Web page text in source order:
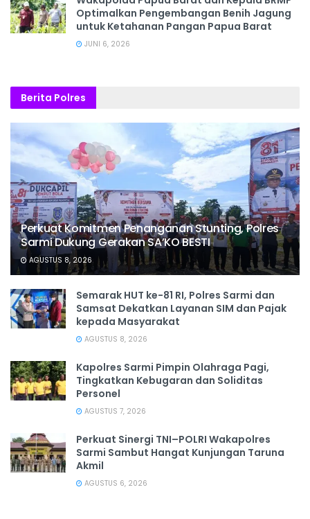
Optimalkan Pengembangan Benih Jagung
untuk Ketahanan Pangan Papua Barat
JUNI 6, 2026
Berita Polres
Perkuat Komitmen Penanganan Stunting, Polres
Sarmi Dukung Gerakan SA’KO BESTI
AGUSTUS 8, 2026
Semarak HUT ke-81 RI, Polres Sarmi dan
Samsat Dekatkan Layanan SIM dan Pajak
kepada Masyarakat
AGUSTUS 8, 2026
Kapolres Sarmi Pimpin Olahraga Pagi,
Tingkatkan Kebugaran dan Soliditas
Personel
AGUSTUS 7, 2026
Perkuat Sinergi TNI–POLRI Wakapolres
Sarmi Sambut Hangat Kunjungan Taruna
Akmil
AGUSTUS 6, 2026